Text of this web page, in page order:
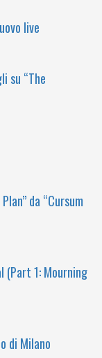
live
su “The
da “Cursum
(Part 1: Mourning
di Milano